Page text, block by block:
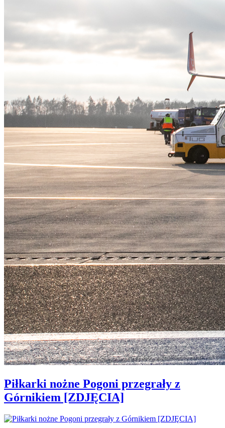
Piłkarki nożne Pogoni przegrały z
Górnikiem [ZDJĘCIA]